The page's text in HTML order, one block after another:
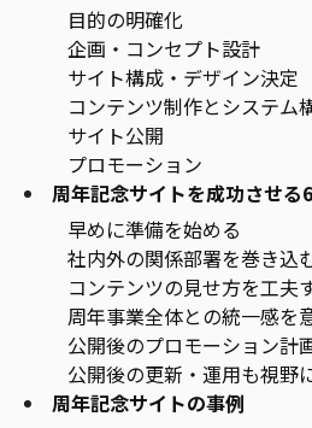
目的の明確化
企画・コンセプト設計
サイト構成・デザイン決定
コンテンツ制作とシステム
サイト公開
プロモーション
周年記念サイトを成功させる
早めに準備を始める
社内外の関係部署を巻き込
コンテンツの見せ方を工夫
周年事業全体との統一感を
公開後のプロモーション計
公開後の更新・運用も視野
周年記念サイトの事例